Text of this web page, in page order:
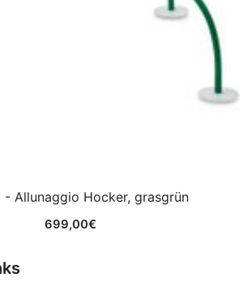
- Allunaggio Hocker, grasgrün
699,00€